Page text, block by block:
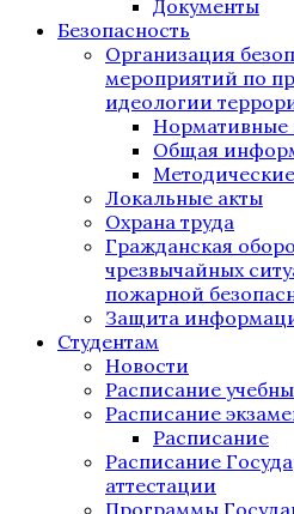
Документы
Безопасность
Организация
мероприятий по
идеологии
Нормативные
Общая
Локальные акты
Охрана труда
Гражданская
чрезвычайных
пожарной
Защита
Студентам
Новости
Расписание
Расписание
Расписание
Расписание
аттестации
Программы